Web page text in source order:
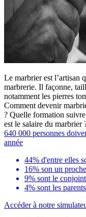
Le marbrier est l’artisan
marbrerie. Il façonne,
notamment les pierres
Comment devenir
? Quelle formation
est le salaire du marbrier
640 000 personnes
année
44% d'entre elles
16% son un
9% sont le
4% sont les
Accéder à notre